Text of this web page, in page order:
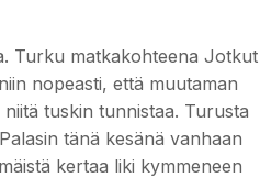
Turku matkakohteena Jotkut
nopeasti, että muutaman
tuskin tunnistaa. Turusta
tänä kesänä vanhaan
kertaa liki kymmeneen